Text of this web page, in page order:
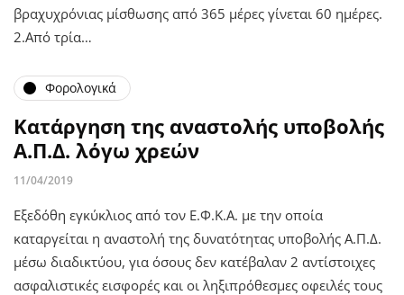
βραχυχρόνιας μίσθωσης από 365 μέρες γίνεται 60 ημέρες.
2.Από τρία…
Φορολογικά
Κατάργηση της αναστολής υποβολής
Α.Π.Δ. λόγω χρεών
11/04/2019
Εξεδόθη εγκύκλιος από τον Ε.Φ.Κ.Α. με την οποία
καταργείται η αναστολή της δυνατότητας υποβολής Α.Π.Δ.
μέσω διαδικτύου, για όσους δεν κατέβαλαν 2 αντίστοιχες
ασφαλιστικές εισφορές και οι ληξιπρόθεσμες οφειλές τους